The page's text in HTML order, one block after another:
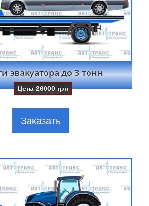
эвакуатора до 3 тонн
Цена26000 грн
Заказать